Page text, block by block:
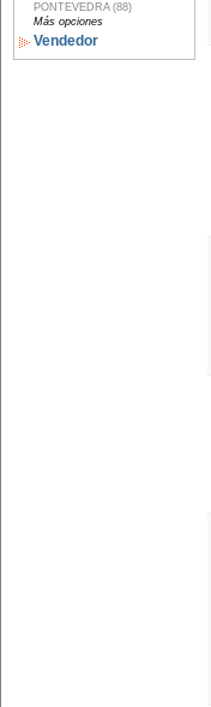
PONTEVEDRA (88)
Más opciones
Vendedor